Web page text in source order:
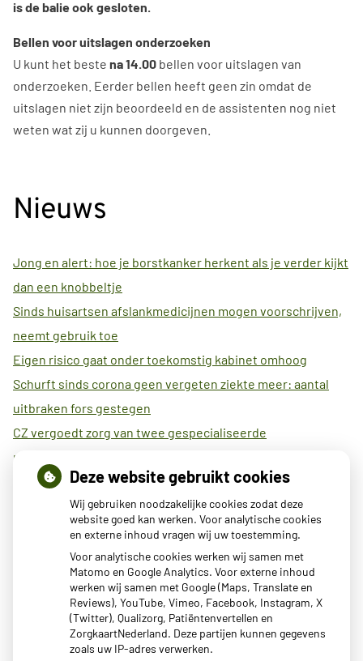
is de balie ook gesloten.
Bellen voor uitslagen onderzoeken
U kunt het beste na 14.00 bellen voor uitslagen van
onderzoeken. Eerder bellen heeft geen zin omdat de
uitslagen niet zijn beoordeeld en de assistenten nog niet
weten wat zij u kunnen doorgeven.
Nieuws
Jong en alert: hoe je borstkanker herkent als je verder kijkt
dan een knobbeltje
Sinds huisartsen afslankmedicijnen mogen voorschrijven,
neemt gebruik toe
Eigen risico gaat onder toekomstig kabinet omhoog
Schurft sinds corona geen vergeten ziekte meer: aantal
uitbraken fors gestegen
CZ vergoedt zorg van twee gespecialiseerde
revalidatieartsen niet meer
Maisons du Monde roept Pluche konijn terug vanwege
verstikkingsgevaar
Wereldwijde primeur voor Anna Ziekenhuis met 3-D
geprinte heupimplantaat
AI als diëtist? Zo betrouwbaar is ChatGPT bij afvallen
Veel kinderen met slecht oogzicht hebben geen bril,
kapotte bril of niet de juiste sterkte
Deze website gebruikt cookies
Wij gebruiken noodzakelijke cookies zodat deze
website goed kan werken. Voor analytische cookies
en externe inhoud vragen wij uw toestemming.
Voor analytische cookies werken wij samen met
Matomo en Google Analytics. Voor externe inhoud
werken wij samen met Google (Maps, Translate en
Reviews), YouTube, Vimeo, Facebook, Instagram, X
(Twitter), Qualizorg, Patiëntenvertellen en
ZorgkaartNederland. Deze partijen kunnen gegevens
zoals uw IP-adres verwerken.